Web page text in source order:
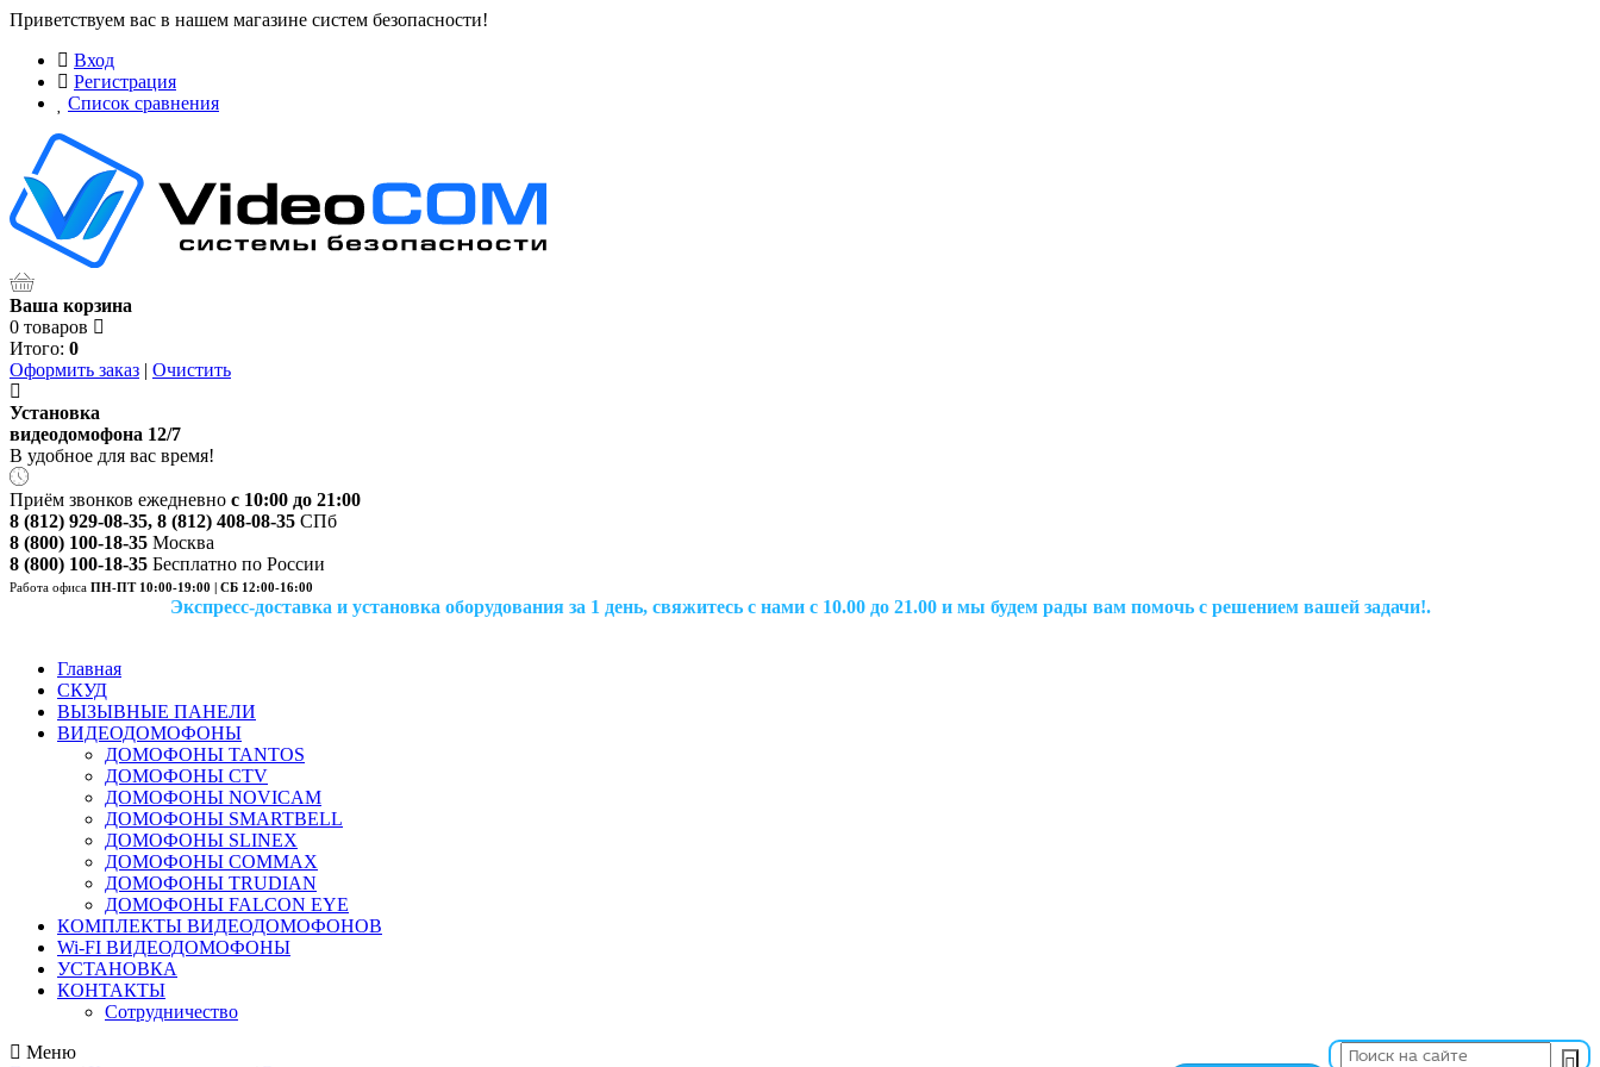
Приветствуем вас в нашем магазине систем безопасности!
Вход
Регистрация
Список сравнения
Ваша корзина
0 товаров
Итого: 0
Оформить заказ | Очистить
Установка
видеодомофона 12/7
В удобное для вас время!
Приём звонков ежедневно с 10:00 до 21:00
8 (812) 929-08-35, 8 (812) 408-08-35 СПб
8 (800) 100-18-35 Москва
8 (800) 100-18-35 Бесплатно по России
Работа офиса ПН-ПТ 10:00-19:00 | СБ 12:00-16:00
Экспресс-доставка и установка оборудования за 1 день, свяжитесь с нами с 10.00 до 21.00 и мы будем рады вам помочь с решением вашей задачи!.
Главная
СКУД
ВЫЗЫВНЫЕ ПАНЕЛИ
ВИДЕОДОМОФОНЫ
ДОМОФОНЫ TANTOS
ДОМОФОНЫ CTV
ДОМОФОНЫ NOVICAM
ДОМОФОНЫ SMARTBELL
ДОМОФОНЫ SLINEX
ДОМОФОНЫ COMMAX
ДОМОФОНЫ TRUDIAN
ДОМОФОНЫ FALCON EYE
КОМПЛЕКТЫ ВИДЕОДОМОФОНОВ
Wi-FI ВИДЕОДОМОФОНЫ
УСТАНОВКА
КОНТАКТЫ
Сотрудничество
Меню